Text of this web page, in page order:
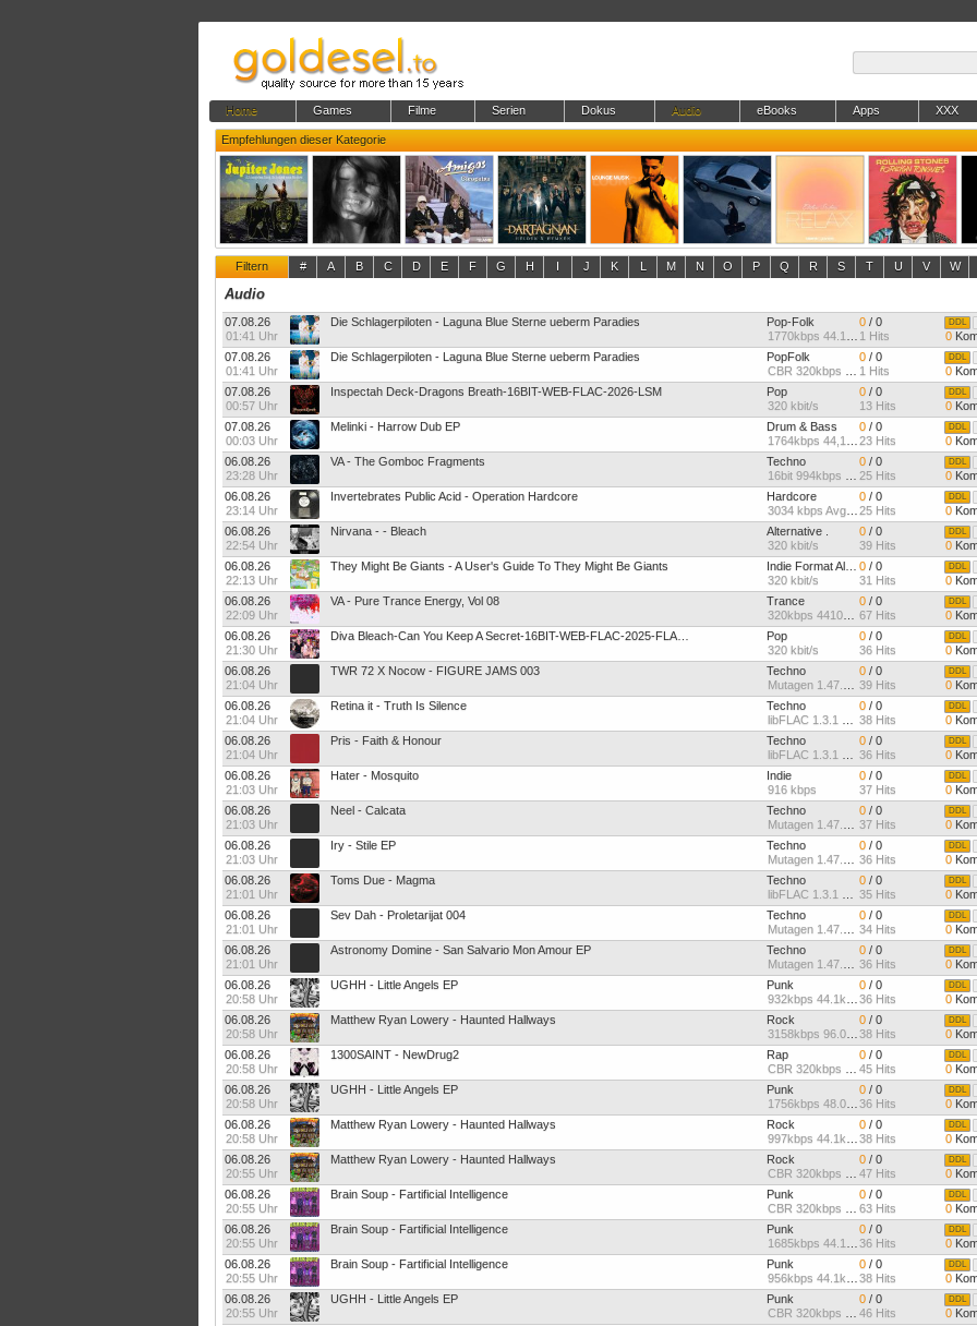
Home Games Filme Serien Dokus Audio eBooks Apps XXX
Empfehlungen dieser Kategorie
Filtern # A B C D E F G H I J K L M N O P Q R S T U V W
Audio
07.08.26
01:41 Uhr
Die Schlagerpiloten - Laguna Blue Sterne ueberm Paradies
Pop-Folk
1770kbps 44.1kHz
0 / 0
1 Hits
DDL
0
07.08.26
01:41 Uhr
Die Schlagerpiloten - Laguna Blue Sterne ueberm Paradies
PopFolk
CBR 320kbps 44.1kHz Joint
0 / 0
1 Hits
DDL
0
07.08.26
00:57 Uhr
Inspectah Deck-Dragons Breath-16BIT-WEB-FLAC-2026-LSM
Pop
320 kbit/s
0 / 0
13 Hits
DDL
0
07.08.26
00:03 Uhr
Melinki - Harrow Dub EP
Drum & Bass
1764kbps 44,1kHz 24bit St
0 / 0
23 Hits
DDL
0
06.08.26
23:28 Uhr
VA - The Gomboc Fragments
Techno
16bit 994kbps 44,1Khz Ste
0 / 0
25 Hits
DDL
0
06.08.26
23:14 Uhr
Invertebrates Public Acid - Operation Hardcore
Hardcore
3034 kbps Avg 96kHz Stere
0 / 0
25 Hits
DDL
0
06.08.26
22:54 Uhr
Nirvana - - Bleach
Alternative .
320 kbit/s
0 / 0
39 Hits
DDL
0
06.08.26
22:13 Uhr
They Might Be Giants - A User's Guide To They Might Be Giants
320 kbit/s
0 / 0
31 Hits
DDL
0
06.08.26
22:09 Uhr
VA - Pure Trance Energy, Vol 08
Trance
320kbps 4410kHz Full Ster
0 / 0
67 Hits
DDL
0
06.08.26
21:30 Uhr
Pop
320 kbit/s
0 / 0
36 Hits
DDL
0
06.08.26
21:04 Uhr
TWR 72 X Nocow - FIGURE JAMS 003
Techno
Mutagen 1.47.0 @ 767 kbps
0 / 0
39 Hits
DDL
0
06.08.26
21:04 Uhr
Retina it - Truth Is Silence
Techno
libFLAC 1.3.1 @ 712 kbps
0 / 0
38 Hits
DDL
0
06.08.26
21:04 Uhr
Pris - Faith & Honour
Techno
libFLAC 1.3.1 @ 826 kbps
0 / 0
36 Hits
DDL
0
06.08.26
21:03 Uhr
Hater - Mosquito
Indie
916 kbps
0 / 0
37 Hits
DDL
0
06.08.26
21:03 Uhr
Neel - Calcata
Techno
Mutagen 1.47.0 @ 812 kbps
0 / 0
37 Hits
DDL
0
06.08.26
21:03 Uhr
Iry - Stile EP
Techno
Mutagen 1.47.0 @ 862 kbps
0 / 0
36 Hits
DDL
0
06.08.26
21:01 Uhr
Toms Due - Magma
Techno
libFLAC 1.3.1 @ 792 kbps
0 / 0
35 Hits
DDL
0
06.08.26
21:01 Uhr
Sev Dah - Proletarijat 004
Techno
Mutagen 1.47.0 @ 723 kbps
0 / 0
34 Hits
DDL
0
06.08.26
21:01 Uhr
Astronomy Domine - San Salvario Mon Amour EP
Techno
Mutagen 1.47.0 @ 731 kbps
0 / 0
36 Hits
DDL
0
06.08.26
20:58 Uhr
UGHH - Little Angels EP
Punk
932kbps 44.1kHz
0 / 0
36 Hits
DDL
0
06.08.26
20:58 Uhr
Matthew Ryan Lowery - Haunted Hallways
Rock
3158kbps 96.0kHz
0 / 0
38 Hits
DDL
0
06.08.26
20:58 Uhr
1300SAINT - NewDrug2
Rap
CBR 320kbps 44.1kHz Joint
0 / 0
45 Hits
DDL
0
06.08.26
20:58 Uhr
UGHH - Little Angels EP
Punk
1756kbps 48.0kHz
0 / 0
36 Hits
DDL
0
06.08.26
20:58 Uhr
Matthew Ryan Lowery - Haunted Hallways
Rock
997kbps 44.1kHz
0 / 0
38 Hits
DDL
0
06.08.26
20:55 Uhr
Matthew Ryan Lowery - Haunted Hallways
Rock
CBR 320kbps 44.1kHz Joint
0 / 0
47 Hits
DDL
0
06.08.26
20:55 Uhr
Brain Soup - Fartificial Intelligence
Punk
CBR 320kbps 44.1kHz Joint
0 / 0
63 Hits
DDL
0
06.08.26
20:55 Uhr
Brain Soup - Fartificial Intelligence
Punk
1685kbps 44.1kHz
0 / 0
36 Hits
DDL
0
06.08.26
20:55 Uhr
Brain Soup - Fartificial Intelligence
Punk
956kbps 44.1kHz
0 / 0
38 Hits
DDL
0
06.08.26
20:55 Uhr
UGHH - Little Angels EP
Punk
CBR 320kbps 44.1kHz Joint
0 / 0
46 Hits
DDL
0